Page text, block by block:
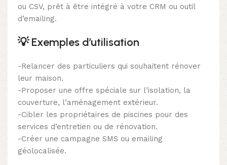
ou CSV, prêt à être intégré à votre CRM ou outil
d’emailing.
💡Exemples d’utilisation
-Relancer des particuliers qui souhaitent rénover
leur maison.
-Proposer une offre spéciale sur l’isolation, la
couverture, l’aménagement extérieur.
-Cibler les propriétaires de piscines pour des
services d’entretien ou de rénovation.
-Créer une campagne SMS ou emailing
géolocalisée.